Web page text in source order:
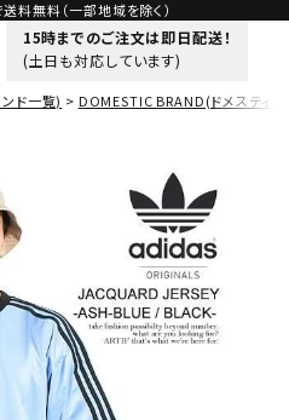
料無料（一部地域を除く）
15時までのご注文は即日配送！
(土日も対応しています)
ド一覧) DOMESTIC BRAND(ドメスティッ